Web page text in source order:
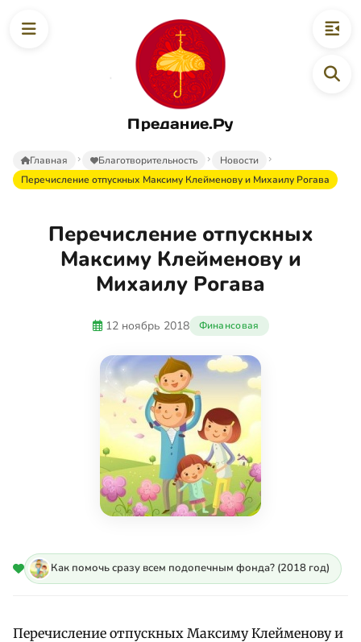
Предание.Ру
Главная Благотворительность
Новости
Перечисление отпускных Максиму Клейменову и Михаилу Рогава
Перечисление отпускных
Максиму Клейменову и
Михаилу Рогава
12 ноябрь 2018 Финансовая
Как помочь сразу всем подопечным фонда? (2018 год)
Перечисление отпускных Максиму Клейменову и